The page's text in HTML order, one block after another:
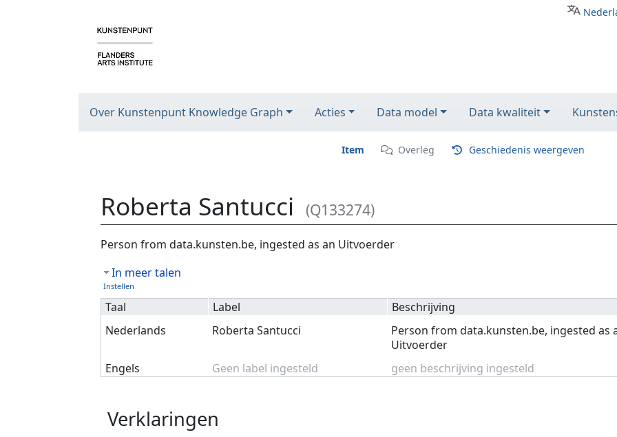
Over Kunstenpunt Knowledge Graph Acties Data model Data kwaliteit
Item Overleg Geschiedenis weergeven
Roberta Santucci (Q133274)
Ga naar:navigatie,zoeken
Person from data.kunsten.be, ingested as an Uitvoerder
In meer talen
Instellen
Taal Label
Beschrijving
Nederlands
Roberta Santucci
Person from data.kunsten.be, ingested as
Uitvoerder
Engels
Geen label ingesteld geen beschrijving ingesteld
Verklaringen